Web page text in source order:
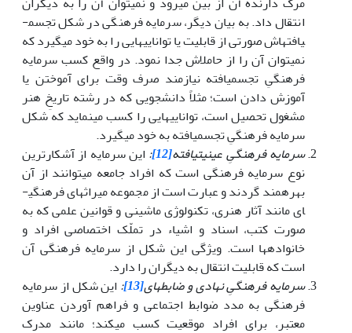
انتقال داد. به بیان دیگر، سرمایه فرهنگی در شکل تجسم­
یافته­اش صورتی از قابلیت یا توانایی­هایی را به خود می­گیرد که
نمی­توان آن را از حامل­اش جدا نمود. در واقع کسب سرمایه
فرهنگیِ تجسم­یافته نیازمند صرف وقت برای آموختن یا
آموزش دادن است؛ مثلاً دانشجویی که در رشته تاریخِ هنر
مشغول تحصیل است، توانایی­هایی را کسب می­نماید که شکل
سرمایه فرهنگیِ تجسم­یافته به خود می­گیرد.
سرمایه فرهنگیِ عینیت­یافته[12]
: این سرمایه از آشکارترین
نوع سرمایه فرهنگی است که افراد جامعه می­توانند از آن
بهره­مند گردند و عبارت است از مجموعه میراث­های فرهنگی­
ای مانند آثار هنری، تکنولوژی ماشینی و قوانین علمی که به
صورت کتب، اسناد و اشیاء در تملّک اختصاصی افراد و
خانواده­ها است. ویژگی این شکل از سرمایه فرهنگی آن
است که قابلیت انتقال به دیگران را دارد.
سرمایه فرهنگیِ نهادی و ضابطه­ای[13]
: این شکل از سرمایه
فرهنگی به مدد ضوابط اجتماعی و فراهم آوردن عناوین
معتبر، برای افراد موقعیت کسب می­کند؛ مانند مدرک